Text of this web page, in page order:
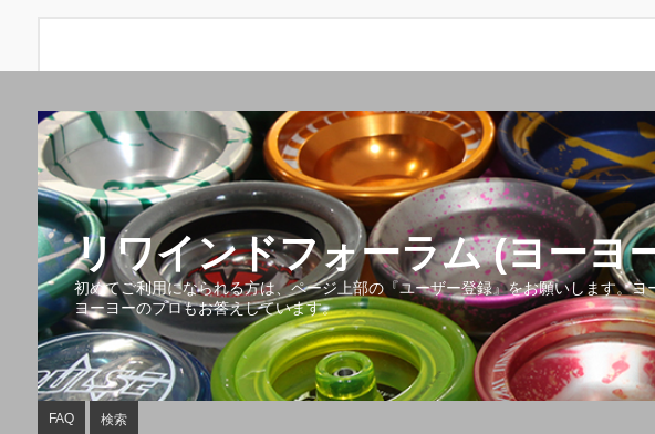
リワインドフォーラム (ヨーヨ
初めてご利用になられる方は、ページ上部の『ユーザー登録』をお願いします。
ヨーヨーのプロもお答えしています。
FAQ 検索